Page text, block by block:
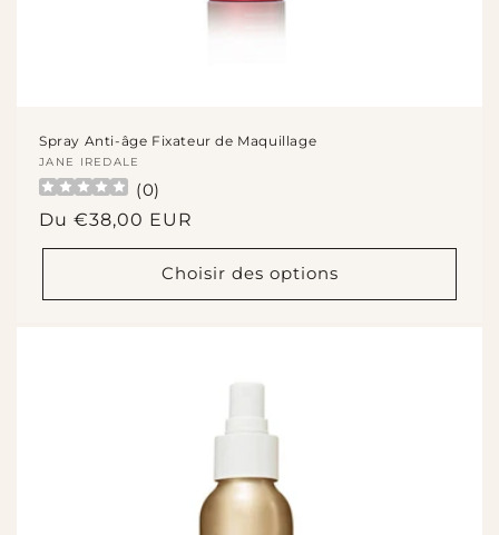
Spray Anti-âge Fixateur de Maquillage
Fournisseur :
JANE IREDALE
(0)
Prix
habituel
Du €38,00 EUR
Choisir des options